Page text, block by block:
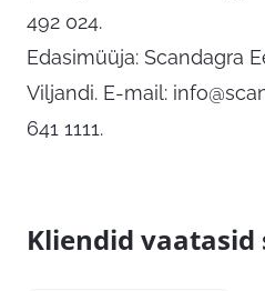
492 024.
Edasimüüja: Scandagra
Viljandi. E-mail:
641 1111.
Kliendid